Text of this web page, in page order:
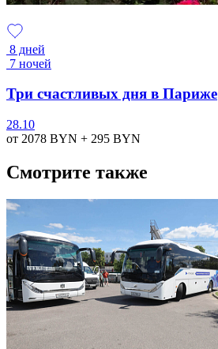
8 дней
7 ночей
Три счастливых дня в Париже
28.10
от 2078 BYN + 295 BYN
Смотрите также